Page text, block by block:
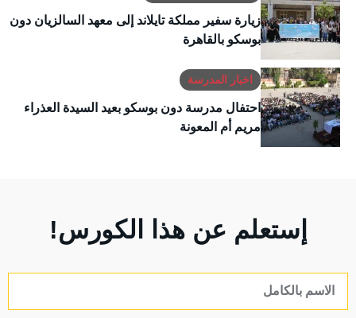
زيارة سفير مملكة تايلاند إلى معهد السالزيان دون
بوسكو بالقاهرة
اخبار المدرسة
احتفال مدرسة دون بوسكو بعيد السيدة العذراء
مريم أم المعونة
إستعلم عن هذا الكورس!